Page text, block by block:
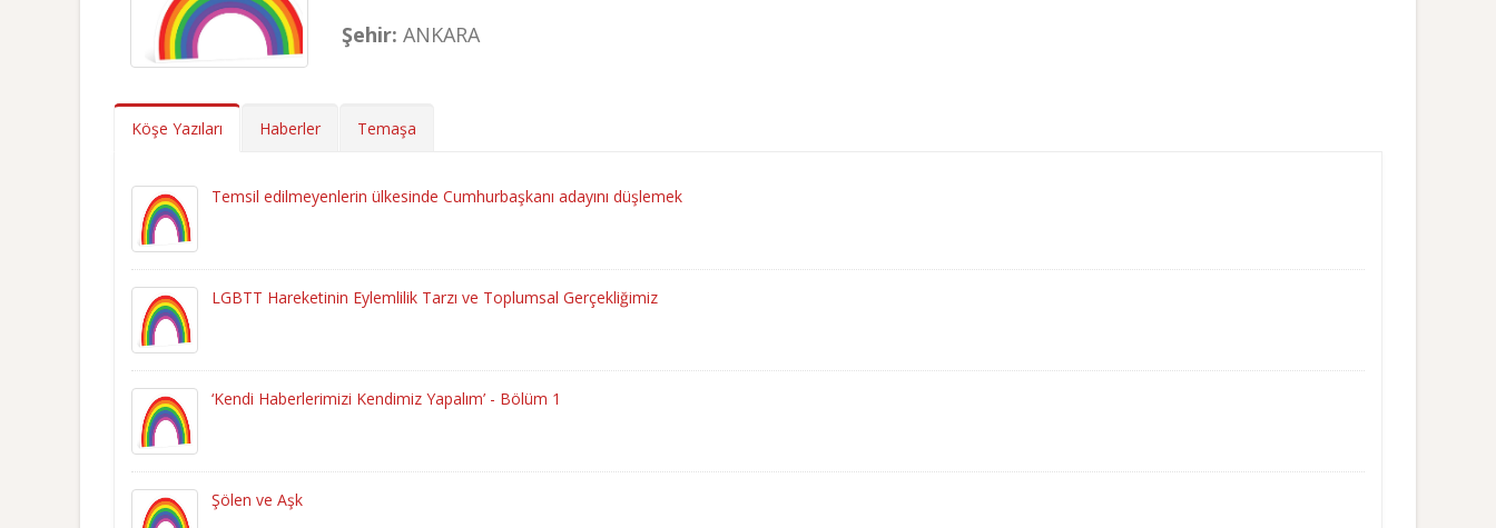
Şehir: ANKARA
Köşe Yazıları Haberler Temaşa
Temsil edilmeyenlerin ülkesinde Cumhurbaşkanı adayını düşlemek
LGBTT Hareketinin Eylemlilik Tarzı ve Toplumsal Gerçekliğimiz
‘Kendi Haberlerimizi Kendimiz Yapalım’ - Bölüm 1
Şölen ve Aşk